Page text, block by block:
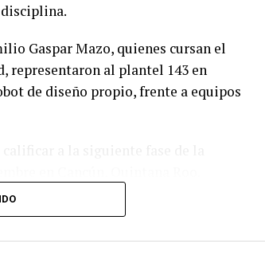
Gaspar Mazo, quienes cursan el
representaron al plantel 143 en
de diseño propio, frente a equipos